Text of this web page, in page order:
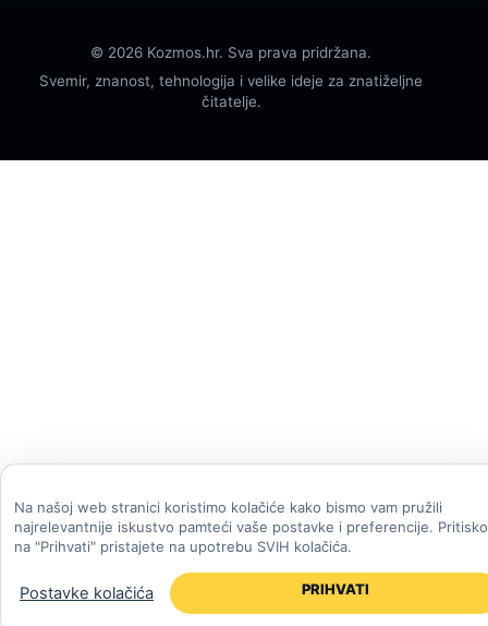
© 2026 Kozmos.hr. Sva prava pridržana.
Svemir, znanost, tehnologija i velike ideje za znatiželjne
čitatelje.
Na našoj web stranici koristimo kolačiće kako bismo vam pružili
najrelevantnije iskustvo pamteći vaše postavke i preferencije.
na "Prihvati" pristajete na upotrebu SVIH kolačića.
Postavke kolačića PRIHVATI